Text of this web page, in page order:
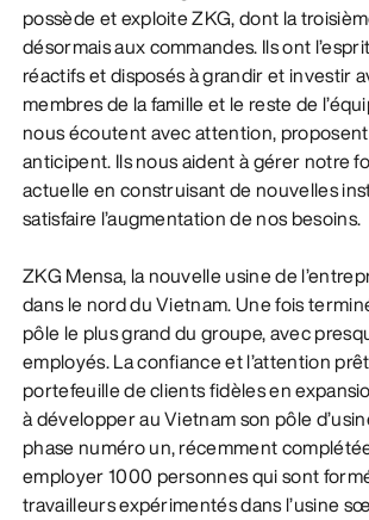
possède et exploite ZKG, dont la
désormais aux commandes. Ils ont
réactifs et disposés à grandir et investir
membres de la famille et le reste de
nous écoutent avec attention,
anticipent. Ils nous aident à gérer notre
actuelle en construisant de nouvelles
satisfaire l’augmentation de nos besoins.
ZKG Mensa, la nouvelle usine de
dans le nord du Vietnam. Une fois
pôle le plus grand du groupe, avec
employés. La confiance et l’attention
portefeuille de clients fidèles en
à développer au Vietnam son pôle
phase numéro un, récemment
employer 1000 personnes qui sont
travailleurs expérimentés dans l’usine